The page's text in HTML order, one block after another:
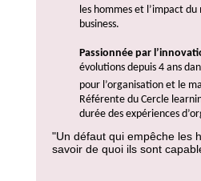
les hommes et l’impact
business.
Passionnée par
évolutions depuis 4 ans
pour l’organisation et le
Référente du Cercle
durée des expériences
"Un défaut qui empêche les
savoir de quoi ils sont